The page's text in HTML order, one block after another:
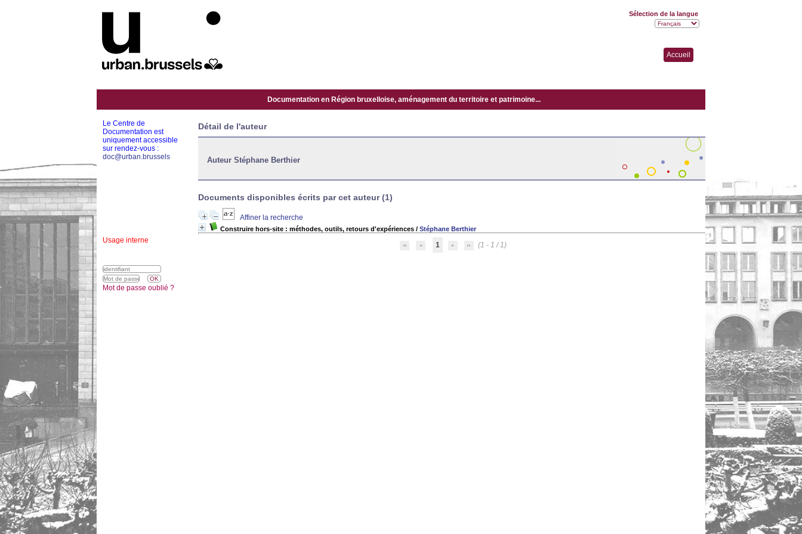
Accueil
Documentation en Région bruxelloise, aménagement du territoire et patrimoine...
Détail de l'auteur
Auteur Stéphane Berthier
Documents disponibles écrits par cet auteur (1)
Affiner la recherche
Construire hors-site : méthodes, outils, retours d'expériences / Stéphane Berthier
1 (1 - 1 / 1)
Le Centre de
Documentation est
uniquement accessible
sur rendez-vous :
doc@urban.brussels
Usage interne
Sélection de la langue
Mot de passe oublié ?